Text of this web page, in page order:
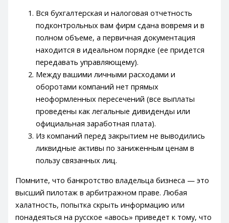
Вся бухгалтерская и налоговая отчетность
подконтрольных вам фирм сдана вовремя и в
полном объеме, а первичная документация
находится в идеальном порядке (ее придется
передавать управляющему).
Между вашими личными расходами и
оборотами компаний нет прямых
неоформленных пересечений (все выплаты
проведены как легальные дивиденды или
официальная заработная плата).
Из компаний перед закрытием не выводились
ликвидные активы по заниженным ценам в
пользу связанных лиц.
Помните, что банкротство владельца бизнеса — это
высший пилотаж в арбитражном праве. Любая
халатность, попытка скрыть информацию или
понадеяться на русское «авось» приведет к тому, что